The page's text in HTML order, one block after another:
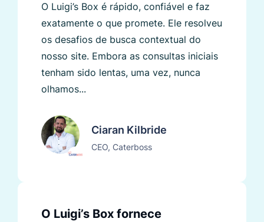
O Luigi’s Box é rápido, confiável e faz
exatamente o que promete. Ele resolveu
os desafios de busca contextual do
nosso site. Embora as consultas iniciais
tenham sido lentas, uma vez, nunca
olhamos...
Ciaran Kilbride
CEO, Caterboss
O Luigi’s Box fornece